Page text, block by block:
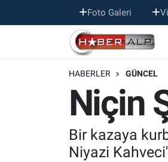
Foto Galeri
HABERLER GÜNCEL
Niçin
Bir kazaya
Niyazi
Nöbetçi Eczaneler
Hava Durumu
Trafik Durumu
Süper Lig Puan Durumu ve